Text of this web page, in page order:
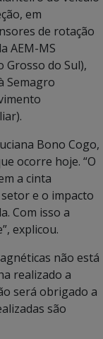
em
de rotação
AEM-MS
Grosso do Sul),
Semagro
Bono Cogo,
ocorre hoje. “O
a cinta
e o impacto
Com isso a
explicou.
não está
realizado a
será obrigado a
são